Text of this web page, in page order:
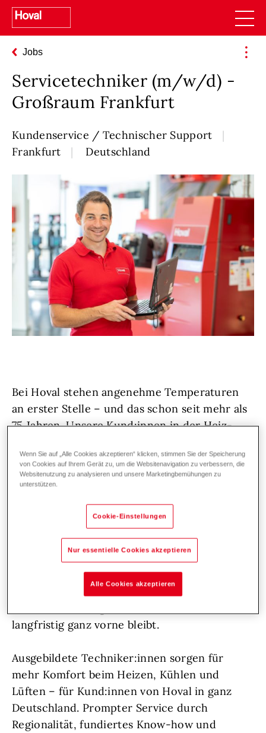
Jobs
Servicetechniker (m/w/d) -
Großraum Frankfurt
Kundenservice / Technischer Support
Frankfurt
Deutschland
Bei Hoval stehen angenehme Temperaturen
an erster Stelle – und das schon seit mehr als
75 Jahren. Unsere Kund:innen in der Heiz-
Lösungen und exzellenten Service,
deutschland- und weltweit. Denn wir bei
Wir wachsen weiter und suchen zur
Unterstützung aufgeschlossene
Persönlichkeiten, die sich voller Herzblut um
ihre Aufgaben kümmern, frische Impulse
setzen und durch ihren vorausschauenden
langfristig ganz vorne bleibt.
Ausgebildete Techniker:innen sorgen für
mehr Komfort beim Heizen, Kühlen und
Lüften – für Kund:innen von Hoval in ganz
Deutschland. Prompter Service durch
Regionalität, fundiertes Know-how und
Wenn Sie auf „Alle Cookies akzeptieren“ klicken, stimmen Sie der Speicherung
von Cookies auf Ihrem Gerät zu, um die Websitenavigation zu verbessern, die
Websitenutzung zu analysieren und unsere Marketingbemühungen zu
unterstützen.
Cookie-Einstellungen
Nur essentielle Cookies akzeptieren
Alle Cookies akzeptieren